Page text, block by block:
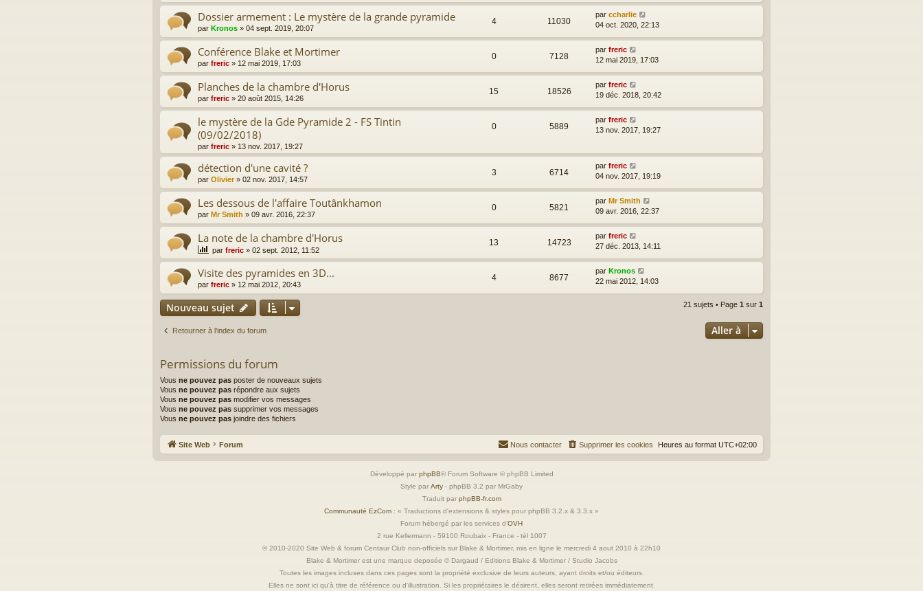
Dossier armement : Le mystère de la grande pyramide
par Kronos » 04 sept. 2019, 20:07
4 11030
par ccharlie
04 oct. 2020, 22:13
Conférence Blake et Mortimer
par freric » 12 mai 2019, 17:03
0 7128
par freric
12 mai 2019, 17:03
Planches de la chambre d'Horus
par freric » 20 août 2015, 14:26
15 18526
par freric
19 déc. 2018, 20:42
le mystère de la Gde Pyramide 2 - FS Tintin
(09/02/2018)
par freric » 13 nov. 2017, 19:27
0 5889
par freric
13 nov. 2017, 19:27
détection d'une cavité ?
par Olivier » 02 nov. 2017, 14:57
3 6714
par freric
04 nov. 2017, 19:19
Les dessous de l'affaire Toutânkhamon
par Mr Smith » 09 avr. 2016, 22:37
0 5821
par Mr Smith
09 avr. 2016, 22:37
La note de la chambre d'Horus
par freric » 02 sept. 2012, 11:52
13 14723
par freric
27 déc. 2013, 14:11
Visite des pyramides en 3D...
par freric » 12 mai 2012, 20:43
4 8677
par Kronos
22 mai 2012, 14:03
Nouveau sujet 21 sujets • Page 1 sur 1
Retourner à l’index du forum Aller à
Permissions du forum
Vous ne pouvez pas poster de nouveaux sujets
Vous ne pouvez pas répondre aux sujets
Vous ne pouvez pas modifier vos messages
Vous ne pouvez pas supprimer vos messages
Vous ne pouvez pas joindre des fichiers
Site Web Forum Heures au format UTC+02:00
Supprimer les cookies
Nous contacter
Développé par phpBB® Forum Software © phpBB Limited
Style par Arty - phpBB 3.2 par MrGaby
Traduit par phpBB-fr.com
Communauté EzCom : « Traductions d'extensions & styles pour phpBB 3.2.x & 3.3.x »
Forum hébergé par les services d’OVH
2 rue Kellermann - 59100 Roubaix - France - tél 1007
© 2010-2020 Site Web & forum Centaur Club non-officiels sur Blake & Mortimer, mis en ligne le mercredi 4 aout 2010 à 22h10
Blake & Mortimer est une marque deposée © Dargaud / Editions Blake & Mortimer / Studio Jacobs
Toutes les images incluses dans ces pages sont la propriété exclusive de leurs auteurs, ayant droits et/ou éditeurs.
Elles ne sont ici qu'à titre de référence ou d'illustration. Si les propriétaires le désirent, elles seront retirées immédiatement.